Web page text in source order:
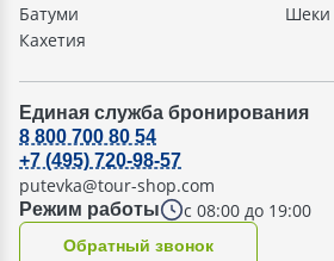
Батуми
Кахетия
Шеки
Единая служба бронирования
Режим работы с 08:00 до 19:00
8 800 700 80 54
+7 (495) 720-98-57
putevka@tour-shop.com
Oбратный звонок